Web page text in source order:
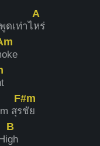
ดเท่าไ
A
หร่
oke
สุร
F#m
ชัย
B
gh